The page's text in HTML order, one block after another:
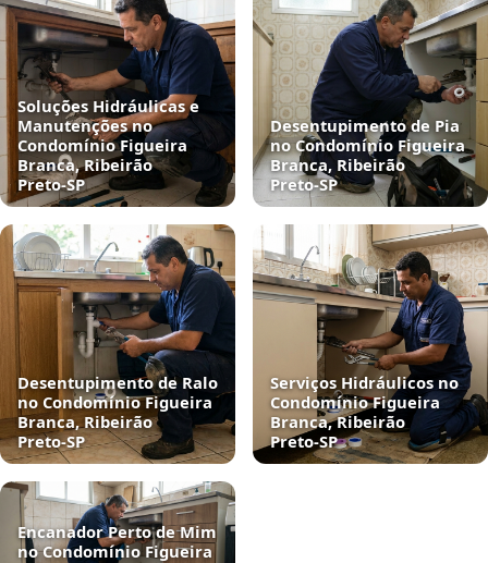
Soluções Hidráulicas e
Manutenções no
Condomínio Figueira
Branca, Ribeirão
Preto‑SP
Desentupimento de Pia
no Condomínio Figueira
Branca, Ribeirão
Preto‑SP
Desentupimento de Ralo
no Condomínio Figueira
Branca, Ribeirão
Preto‑SP
Serviços Hidráulicos no
Condomínio Figueira
Branca, Ribeirão
Preto‑SP
Encanador Perto de Mim
no Condomínio Figueira